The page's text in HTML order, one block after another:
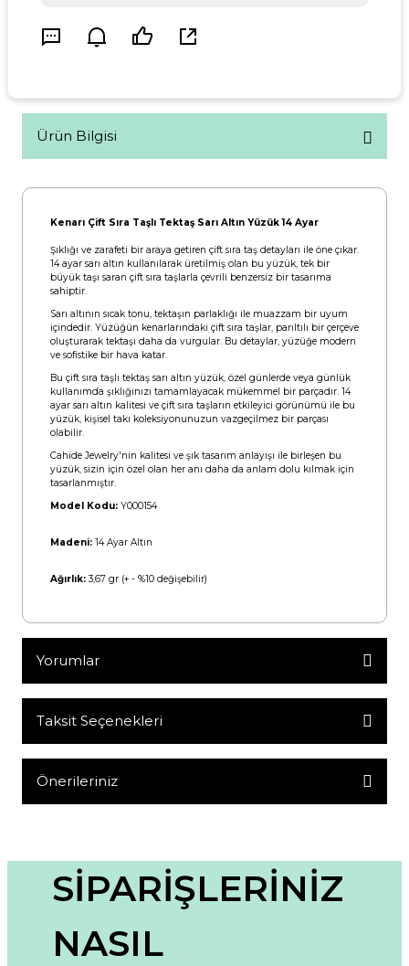
Ürün Bilgisi
Kenarı Çift Sıra Taşlı Tektaş Sarı Altın Yüzük 14 Ayar
Şıklığı ve zarafeti bir araya getiren çift sıra taş detayları ile öne çıkar.
14 ayar sarı altın kullanılarak üretilmiş olan bu yüzük, tek bir
büyük taşı saran çift sıra taşlarla çevrili benzersiz bir tasarıma
sahiptir.
Sarı altının sıcak tonu, tektaşın parlaklığı ile muazzam bir uyum
içindedir. Yüzüğün kenarlarındaki çift sıra taşlar, parıltılı bir çerçeve
oluşturarak tektaşı daha da vurgular. Bu detaylar, yüzüğe modern
ve sofistike bir hava katar.
Bu çift sıra taşlı tektaş sarı altın yüzük, özel günlerde veya günlük
kullanımda şıklığınızı tamamlayacak mükemmel bir parçadır. 14
ayar sarı altın kalitesi ve çift sıra taşların etkileyici görünümü ile bu
yüzük, kişisel takı koleksiyonunuzun vazgeçilmez bir parçası
olabilir.
Cahide Jewelry'nin kalitesi ve şık tasarım anlayışı ile birleşen bu
yüzük, sizin için özel olan her anı daha da anlam dolu kılmak için
tasarlanmıştır.
Model Kodu: Y000154
Madeni: 14 Ayar Altın
Ağırlık:3,67 gr (+ - %10 değişebilir)
Yorumlar
Bu ürüne ilk yorumu siz yapın!
Taksit Seçenekleri
Önerileriniz
Görüş ve önerileriniz için teşekkür ederiz.
Ürün resmi kalitesiz, bozuk veya görüntülenemiyor.
Ürün açıklamasında eksik bilgiler bulunuyor.
SİPARİŞLERİNİZ
NASIL